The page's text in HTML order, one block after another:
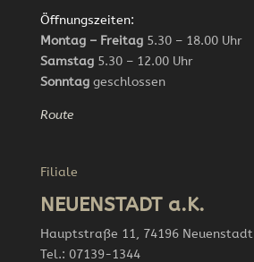
Öffnungszeiten:
Montag – Freitag 5.30 – 18.00 Uhr
Samstag 5.30 – 12.00 Uhr
Sonntag geschlossen
Route
Filiale
NEUENSTADT a.K.
Hauptstraße 11, 74196 Neuenstadt
Tel.: 07139-1344